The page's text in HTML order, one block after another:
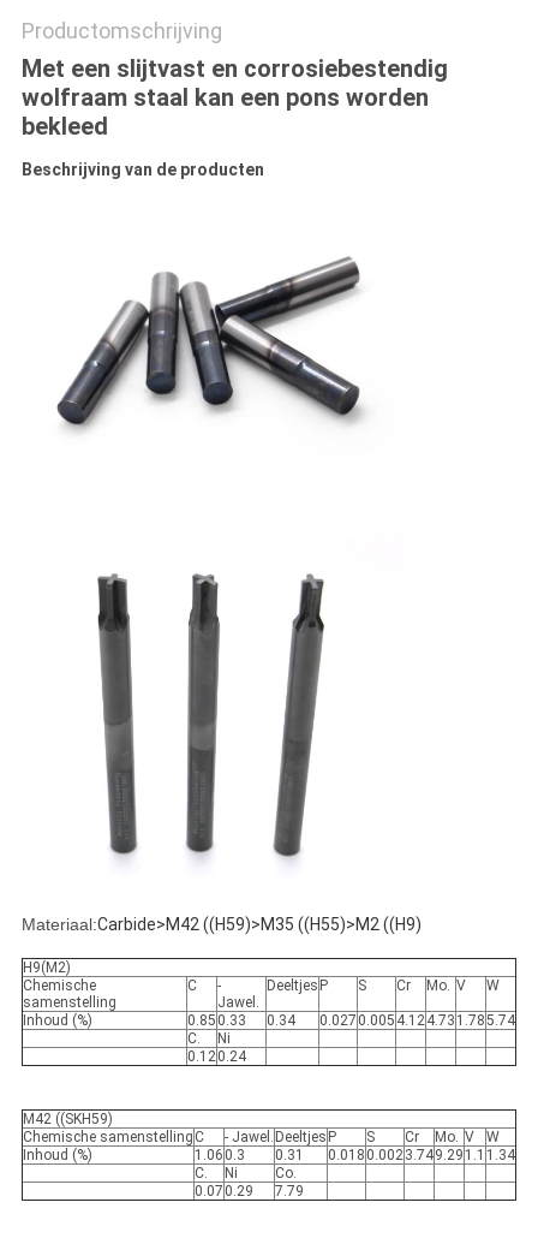
Productomschrijving
Met een slijtvast en corrosiebestendig
wolfraam staal kan een pons worden
bekleed
Beschrijving van de producten
Materiaal:Carbide>M42 ((H59)>M35 ((H55)>M2 ((H9)
H9(M2)
Chemische
samenstelling
C
-
Jawel.
Deeltjes P S Cr Mo. V W
Inhoud (%) 0.85 0.33 0.34 0.027 0.005 4.124.73 1.785.74
C.
Ni
0.120.24
M42 ((SKH59)
Chemische samenstelling C - Jawel. Deeltjes P S Cr Mo. V
W
Inhoud (%)
1.06 0.3 0.31 0.018 0.0023.749.29 1.1 1.34
C.
Ni
Co.
0.07 0.29 7.79